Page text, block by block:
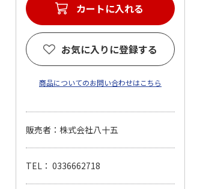
カートに入れる
お気に入りに登録する
商品についてのお問い合わせはこちら
販売者：株式会社八十五
TEL： 0336662718